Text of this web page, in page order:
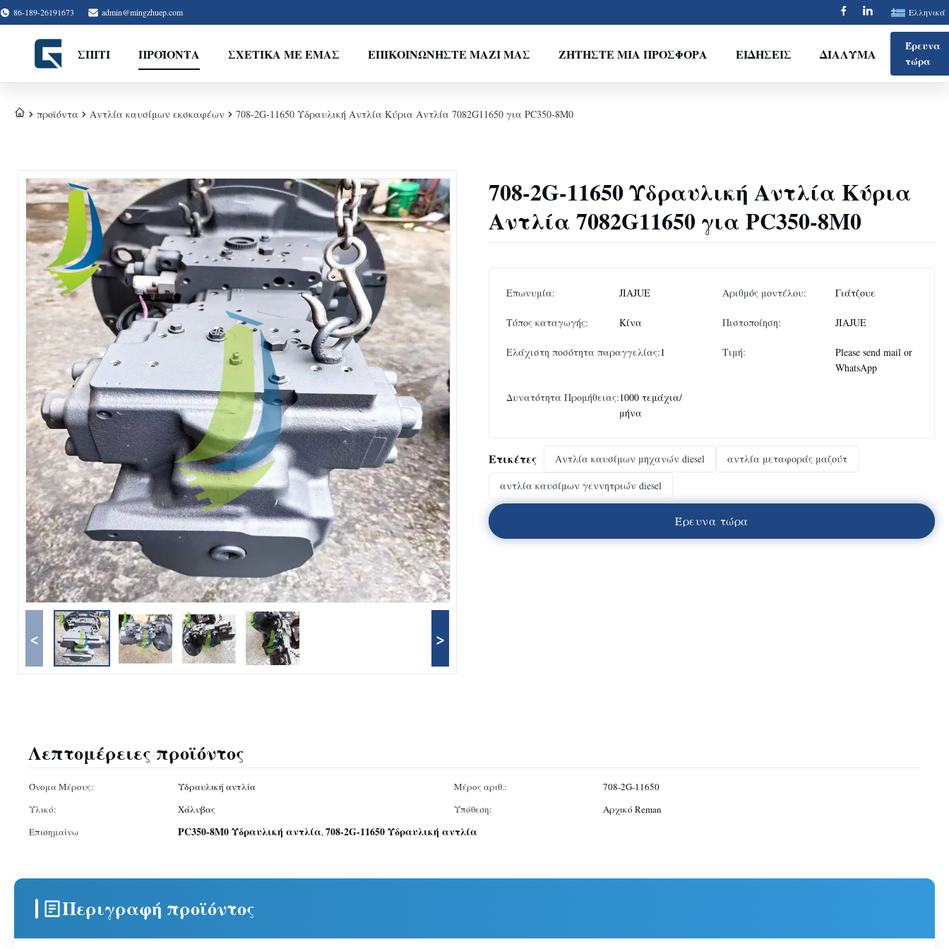
86-189-26191673 admin@mingzhuep.com Ελληνικά
ΣΠΊΤΙ ΠΡΟΪΌΝΤΑ ΣΧΕΤΙΚΆ ΜΕ ΕΜΆΣ ΕΠΙΚΟΙΝΩΝΉΣΤΕ ΜΑΖΊ ΜΑΣ ΖΗΤΉΣΤΕ ΜΙΑ ΠΡΟΣΦΟΡΆ ΕΙΔΉΣΕΙΣ ΔΙΆΛΥΜΑ
Έρευνα
τώρα
προϊόντα Αντλία καυσίμων εκσκαφέων 708-2G-11650 Υδραυλική Αντλία Κύρια Αντλία 7082G11650 για PC350-8M0
< >
708-2G-11650 Υδραυλική Αντλία Κύρια
Αντλία 7082G11650 για PC350-8M0
Επωνυμία: JIAJUE Αριθμός μοντέλου: Γιάτζουε
Τόπος καταγωγής: Κίνα Πιστοποίηση: JIAJUE
Ελάχιστη ποσότητα παραγγελίας:1 Τιμή:
Please send mail or
WhatsApp
Δυνατότητα Προμήθειας:1000 τεμάχια/
μήνα
Ετικέτες Αντλία καυσίμων μηχανών diesel
αντλία μεταφοράς μαζούτ
αντλία καυσίμων γεννητριών diesel
Έρευνα τώρα
Λεπτομέρειες προϊόντος
Όνομα Μέρους: Υδραυλική αντλία Μέρος αριθ.:
708-2G-11650
Υλικό:
Χάλυβας Υπόθεση:
Αρχικό Reman
Επισημαίνω
PC350-8M0 Υδραυλική αντλία,708-2G-11650 Υδραυλική αντλία
Περιγραφή προϊόντος